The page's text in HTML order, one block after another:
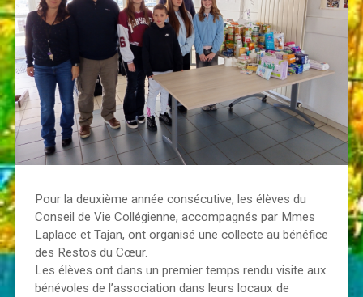
Pour la deuxième année consécutive, les élèves du
Conseil de Vie Collégienne, accompagnés par Mmes
Laplace et Tajan, ont organisé une collecte au bénéfice
des Restos du Cœur.
Les élèves ont dans un premier temps rendu visite aux
bénévoles de l’association dans leurs locaux de